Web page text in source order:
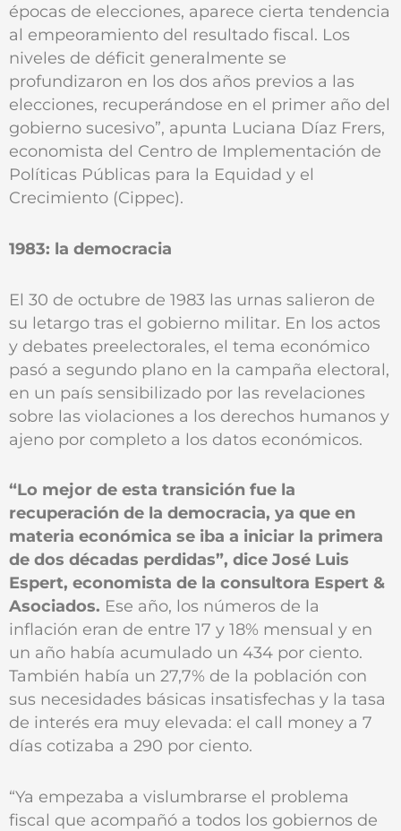
épocas de elecciones, aparece cierta tendencia
al empeoramiento del resultado fiscal. Los
niveles de déficit generalmente se
profundizaron en los dos años previos a las
elecciones, recuperándose en el primer año del
gobierno sucesivo”, apunta Luciana Díaz Frers,
economista del Centro de Implementación de
Políticas Públicas para la Equidad y el
Crecimiento (Cippec).
1983: la democracia
El 30 de octubre de 1983 las urnas salieron de
su letargo tras el gobierno militar. En los actos
y debates preelectorales, el tema económico
pasó a segundo plano en la campaña electoral,
en un país sensibilizado por las revelaciones
sobre las violaciones a los derechos humanos y
ajeno por completo a los datos económicos.
“Lo mejor de esta transición fue la
recuperación de la democracia, ya que en
materia económica se iba a iniciar la primera
de dos décadas perdidas”, dice José Luis
Espert, economista de la consultora Espert &
Asociados. Ese año, los números de la
inflación eran de entre 17 y 18% mensual y en
un año había acumulado un 434 por ciento.
También había un 27,7% de la población con
sus necesidades básicas insatisfechas y la tasa
de interés era muy elevada: el call money a 7
días cotizaba a 290 por ciento.
“Ya empezaba a vislumbrarse el problema
fiscal que acompañó a todos los gobiernos de